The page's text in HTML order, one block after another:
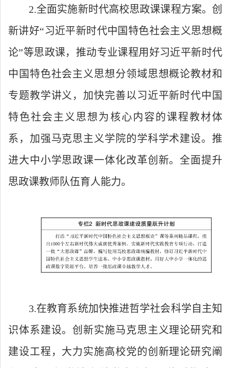
2.全面实施新时代高校思政课课程方案。创
新讲好“习近平新时代中国特色社会主义思想概
论”等思政课，推动专业课程用好习近平新时代
中国特色社会主义思想分领域思想概论教材和
专题教学讲义，加快完善以习近平新时代中国
特色社会主义思想为核心内容的课程教材体
系，加强马克思主义学院的学科学术建设。推
进大中小学思政课一体化改革创新。全面提升
思政课教师队伍育人能力。
3.在教育系统加快推进哲学社会科学自主知
识体系建设。创新实施马克思主义理论研究和
建设工程，大力实施高校党的创新理论研究阐